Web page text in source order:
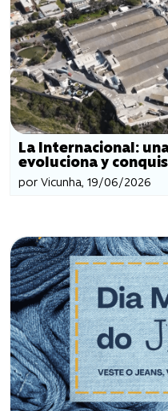
La Internacional:
evoluciona y
por Vicunha, 19/06/2026